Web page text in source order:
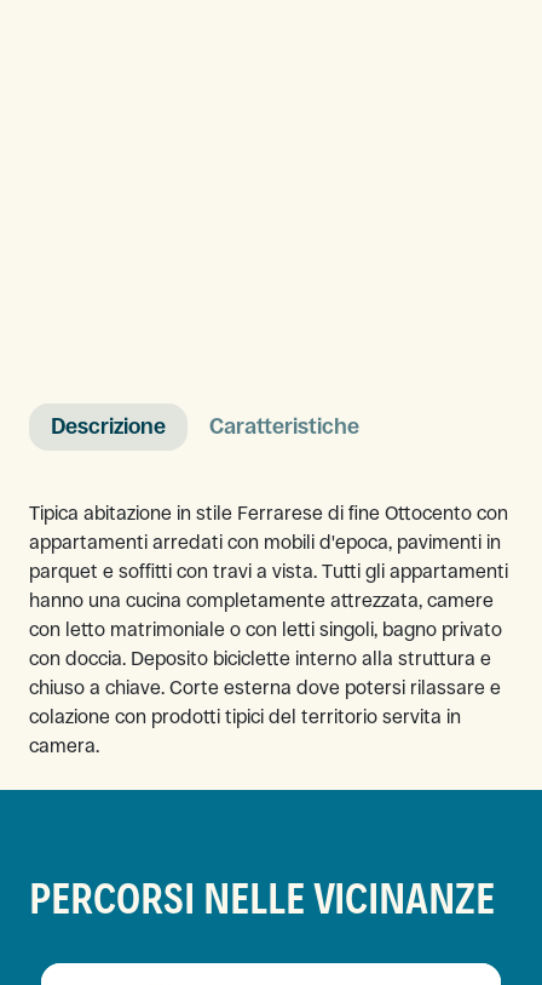
Descrizione Caratteristiche
Tipica abitazione in stile Ferrarese di fine Ottocento con
appartamenti arredati con mobili d'epoca, pavimenti in
parquet e soffitti con travi a vista. Tutti gli appartamenti
hanno una cucina completamente attrezzata, camere
con letto matrimoniale o con letti singoli, bagno privato
con doccia. Deposito biciclette interno alla struttura e
chiuso a chiave. Corte esterna dove potersi rilassare e
colazione con prodotti tipici del territorio servita in
camera.
PERCORSI NELLE VICINANZE